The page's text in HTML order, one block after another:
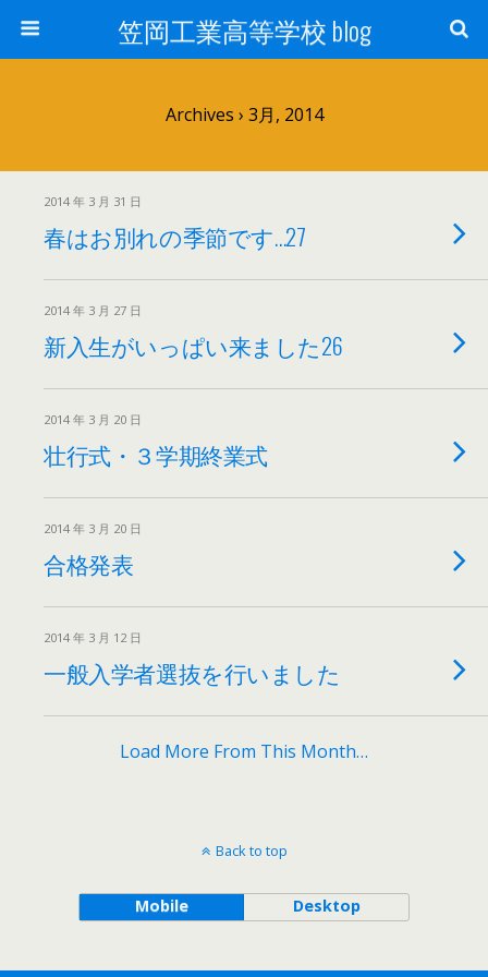
笠岡工業高等学校 blog
Archives › 3月, 2014
2014 年 3 月 31 日
春はお別れの季節です…27
2014 年 3 月 27 日
新入生がいっぱい来ました26
2014 年 3 月 20 日
壮行式・３学期終業式
2014 年 3 月 20 日
合格発表
2014 年 3 月 12 日
一般入学者選抜を行いました
Load More From This Month…
Back to top
Mobile Desktop